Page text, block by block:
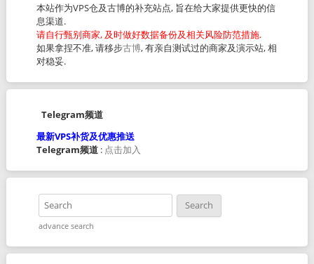
本站作为VPS仓及古博的补充站点, 旨在给大家提供更快的信
息渠道.
请自行甄别商家, 及时做好数据备份及相关风险防范措施.
如果拿捏不准, 请移步古博, 有亲自测试过的商家及演示站, 相
对稳妥.
Telegram频道
最新VPS补货及优惠推送
Telegram频道: 点击加入
advance search